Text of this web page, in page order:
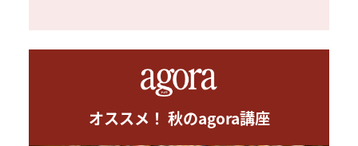
オススメ！ 秋のagora講座